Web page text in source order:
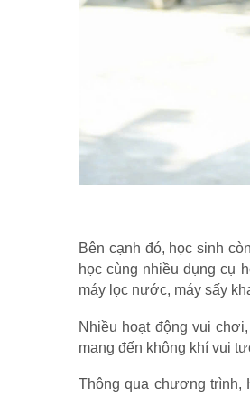
Bên cạnh đó, học sinh
học cùng nhiều dụng cụ
máy lọc nước, máy sấy
Nhiều hoạt động vui
mang đến không khí vui
Thông qua chương trình,